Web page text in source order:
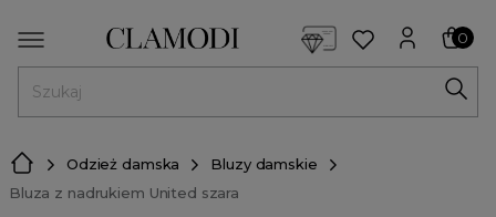
0
Odzież damska
Bluzy damskie
Bluza z nadrukiem United szara